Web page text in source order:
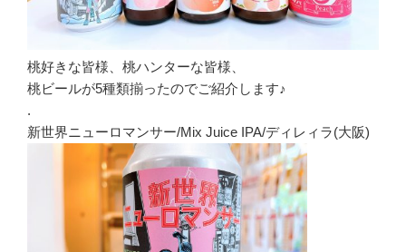
桃好きな皆様、桃ハンターな皆様、
桃ビールが5種類揃ったのでご紹介します♪
.
新世界ニューロマンサー/Mix Juice IPA/ディレィラ(大阪)